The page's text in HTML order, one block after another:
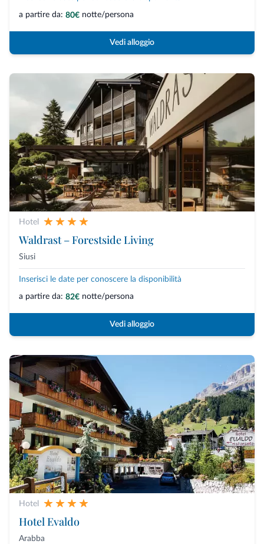
a partire da: 80€ notte/persona
Vedi alloggio
Hotel
Waldrast – Forestside Living
Siusi
Inserisci le date per conoscere la disponibilità
a partire da: 82€ notte/persona
Vedi alloggio
Hotel
Hotel Evaldo
Arabba